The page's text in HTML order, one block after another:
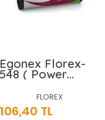
Egonex Florex-
548 ( Power
Hantal ) ( 10pcs )
100x150cm Çöp
Torbası*10=k
FLOREX
106,40 TL